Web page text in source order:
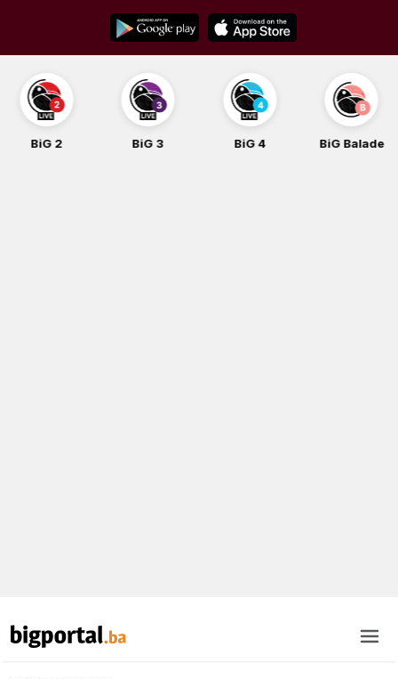
content
BiG 2 BiG 3 BiG 4 BiG Balade